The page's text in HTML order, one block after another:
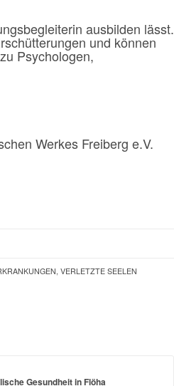
ausbilden lässt.
und können
Psychologen,
Werkes Freiberg e.V.
,VERLETZTE SEELEN
Gesundheit in Flöha